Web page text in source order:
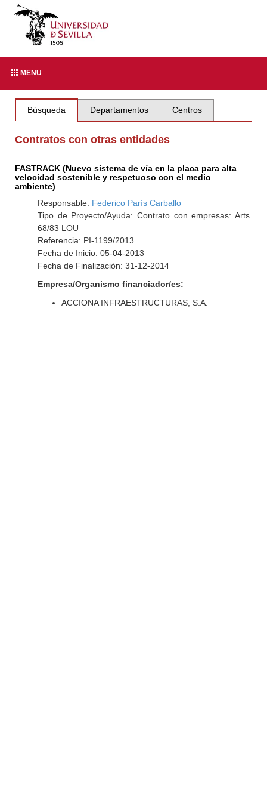
MENU
Búsqueda Departamentos Centros
Contratos con otras entidades
FASTRACK (Nuevo sistema de vía en la placa para alta
velocidad sostenible y respetuoso con el medio
ambiente)
Responsable: Federico París Carballo
Tipo de Proyecto/Ayuda: Contrato con empresas: Arts.
68/83 LOU
Referencia: PI-1199/2013
Fecha de Inicio: 05-04-2013
Fecha de Finalización: 31-12-2014
Empresa/Organismo financiador/es:
ACCIONA INFRAESTRUCTURAS, S.A.